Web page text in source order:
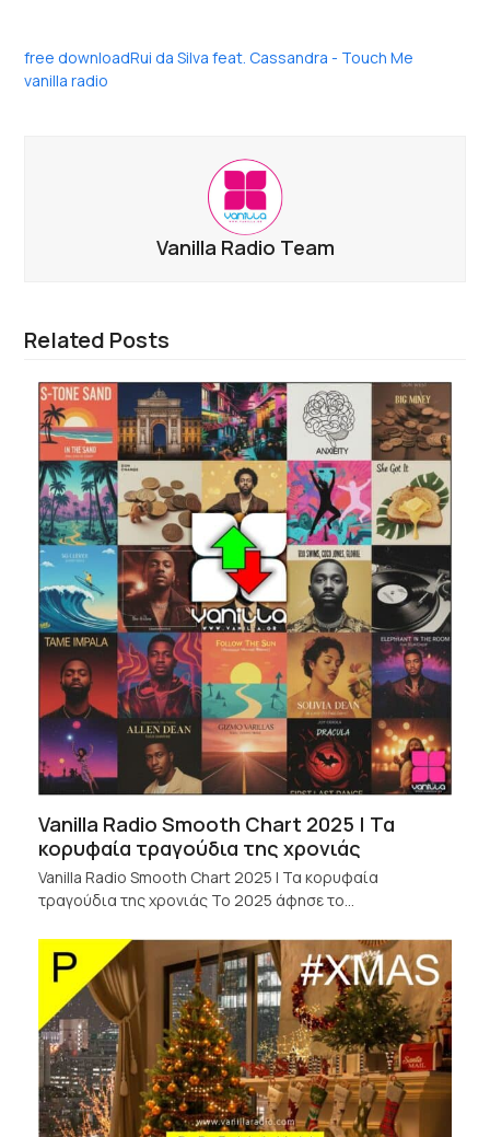
free downloadRui da Silva feat. Cassandra - Touch Me
vanilla radio
Vanilla Radio Team
Related Posts
Vanilla Radio Smooth Chart 2025 | Τα
κορυφαία τραγούδια της χρονιάς
Vanilla Radio Smooth Chart 2025 | Τα κορυφαία
τραγούδια της χρονιάς Το 2025 άφησε το…